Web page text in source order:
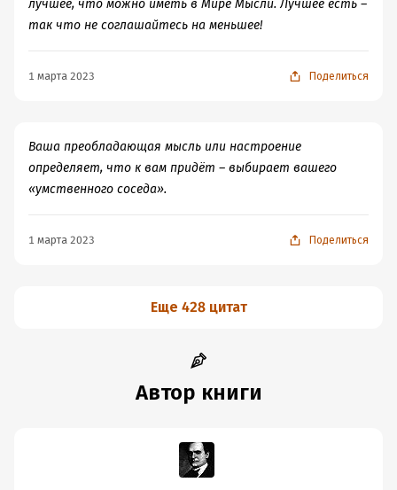
лучшее, что можно иметь в Мире Мысли. Лучшее есть –
так что не соглашайтесь на меньшее!
1 марта 2023 Поделиться
Ваша преобладающая мысль или настроение
определяет, что к вам придёт – выбирает вашего
«умственного соседа».
1 марта 2023 Поделиться
Еще 428 цитат
Автор книги